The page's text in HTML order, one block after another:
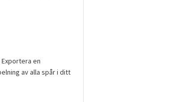
en
av alla spår i ditt